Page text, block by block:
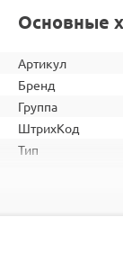
Основные
Артикул
Бренд
Группа
ШтрихКод
Тип